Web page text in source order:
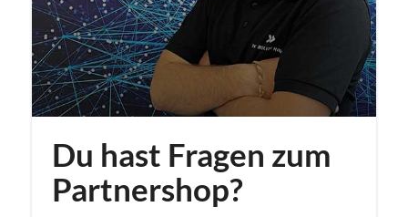
Du hast Fragen zum
Partnershop?